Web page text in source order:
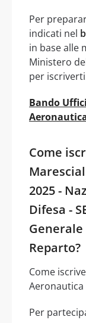
Per
indicati nel
in base alle
Ministero
per
Bando
Come
2025 -
Difesa -
Reparto?
Come
Aeronautica
Per